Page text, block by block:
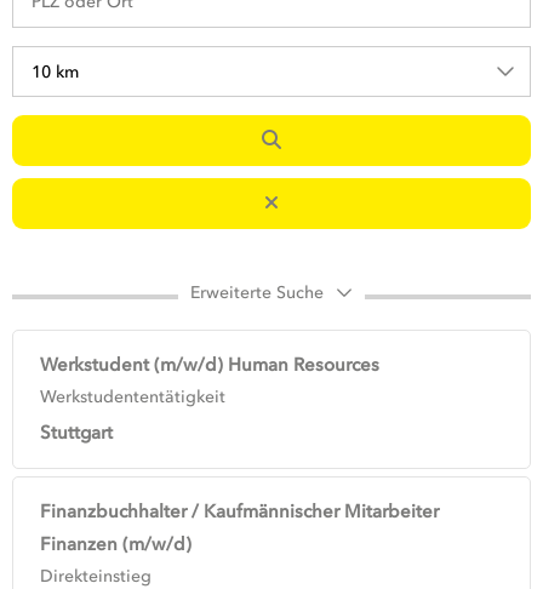
10 km
Erweiterte Suche
Werkstudent (m/w/d) Human Resources
Werkstudententätigkeit
Stuttgart
Finanzbuchhalter / Kaufmännischer Mitarbeiter
Finanzen (m/w/d)
Direkteinstieg